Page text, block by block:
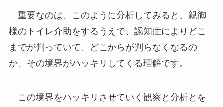
重要なのは、このように分析してみると、親御
様のトイレ介助をするうえで、認知症によりどこ
までが判っていて、どこからが判らなくなるの
か、その境界がハッキリしてくる理解です。
この境界をハッキリさせていく観察と分析とを